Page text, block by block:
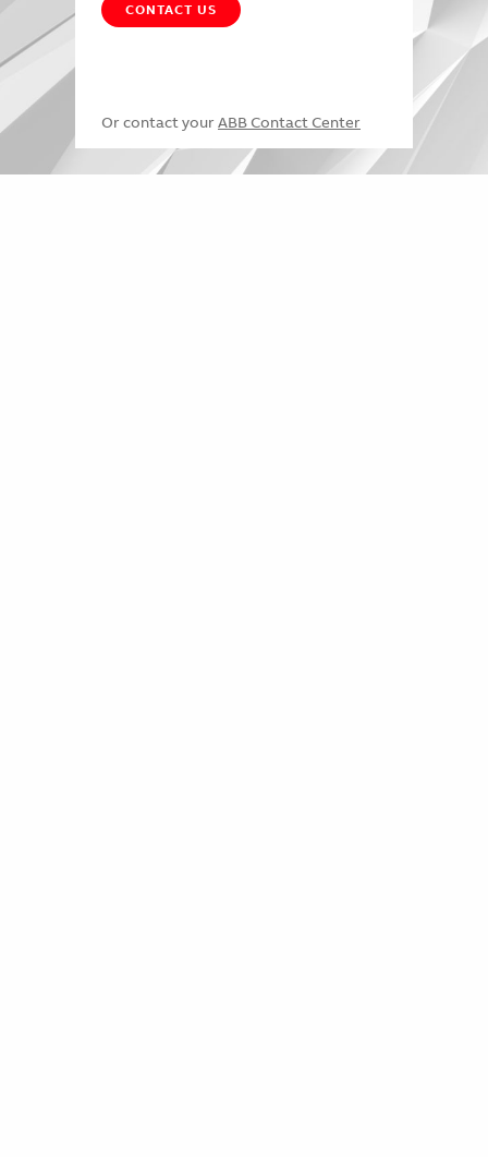
CONTACT US
Or contact your ABB Contact Center